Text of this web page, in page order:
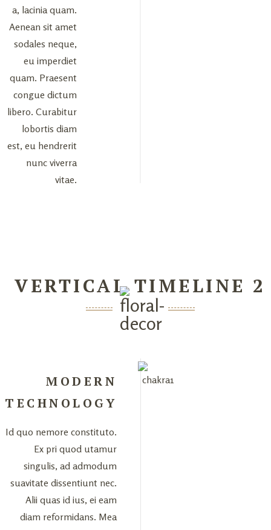
a, lacinia quam.
Aenean sit amet
sodales neque,
eu imperdiet
quam. Praesent
congue dictum
libero. Curabitur
lobortis diam
est, eu hendrerit
nunc viverra
vitae.
VERTICAL TIMELINE 2
MODERN
TECHNOLOGY
Id quo nemore constituto.
Ex pri quod utamur
singulis, ad admodum
suavitate dissentiunt nec.
Alii quas id ius, ei eam
diam reformidans. Mea